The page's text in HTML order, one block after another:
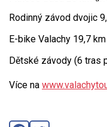
Rodinný závod dvojic
E-bike Valachy 19,7
Dětské závody (6 tras
Více na